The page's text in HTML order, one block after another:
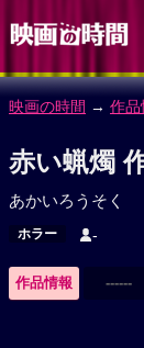
映画の時間 → 作品
赤い蝋燭
あかいろうそく
ホラー -
作品情報 ------